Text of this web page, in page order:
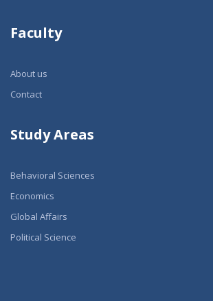
Faculty
About us
Contact
Study Areas
Behavioral Sciences
Economics
Global Affairs
Political Science